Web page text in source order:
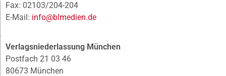
Fax: 02103/204-204
E-Mail: info@blmedien.de
Verlagsniederlassung München
Postfach 21 03 46
80673 München